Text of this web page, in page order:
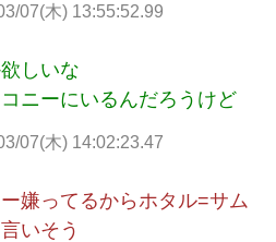
07(木) 13:55:52.99
しいな
ニーにいるんだろうけど
07(木) 14:02:23.47
嫌ってるからホタル=サム
いそう